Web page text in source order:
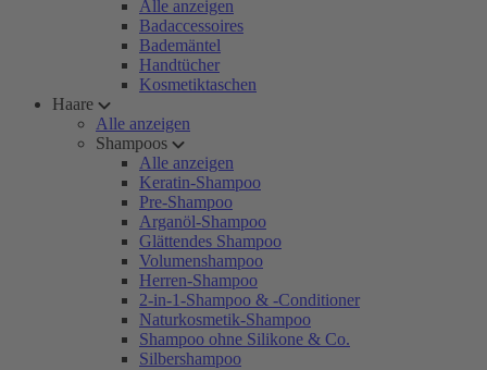
Alle anzeigen
Badaccessoires
Bademäntel
Handtücher
Kosmetiktaschen
Haare
Alle anzeigen
Shampoos
Alle anzeigen
Keratin-Shampoo
Pre-Shampoo
Arganöl-Shampoo
Glättendes Shampoo
Volumenshampoo
Herren-Shampoo
2-in-1-Shampoo & -Conditioner
Naturkosmetik-Shampoo
Shampoo ohne Silikone & Co.
Silbershampoo